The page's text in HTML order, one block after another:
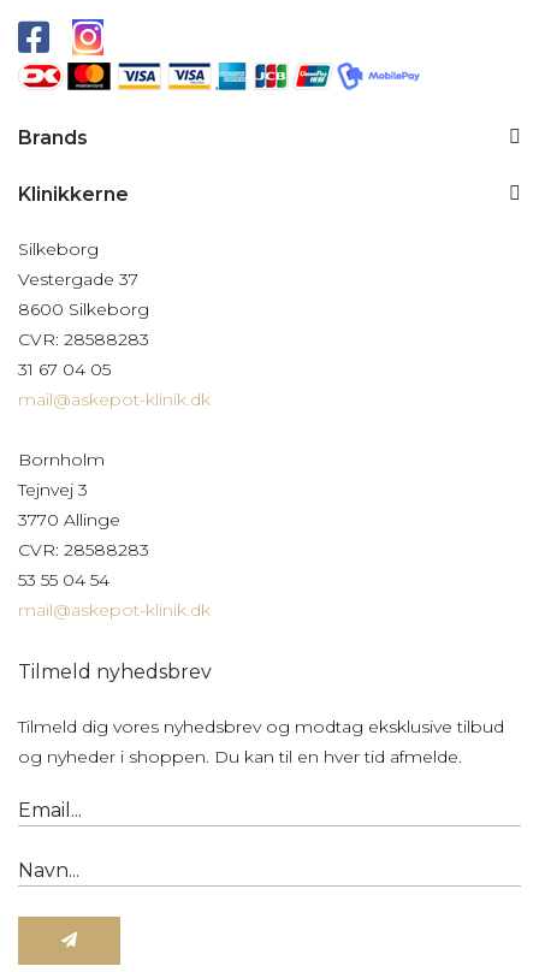
Brands
Klinikkerne
Silkeborg
Vestergade 37
8600 Silkeborg
CVR: 28588283
31 67 04 05
mail@askepot-klinik.dk
Bornholm
Tejnvej 3
3770 Allinge
CVR: 28588283
53 55 04 54
mail@askepot-klinik.dk
Tilmeld nyhedsbrev
Tilmeld dig vores nyhedsbrev og modtag eksklusive tilbud
og nyheder i shoppen. Du kan til en hver tid afmelde.